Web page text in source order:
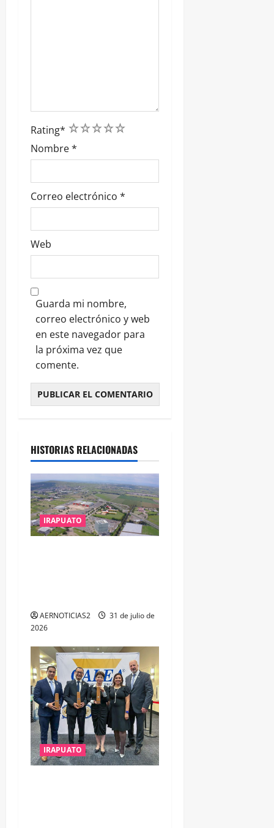
Rating* 5
4
3
2
1
Nombre*
Correo electrónico *
Web
Guarda mi nombre,
correo electrónico y web
en este navegador para
la próxima vez que
comente.
HISTORIAS RELACIONADAS
IRAPUATO
AERNOTICIAS2
31 de julio de
2026
IRAPUATO